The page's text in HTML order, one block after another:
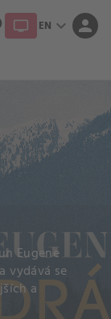
EN expand_more person
Eugene
vydává se
a